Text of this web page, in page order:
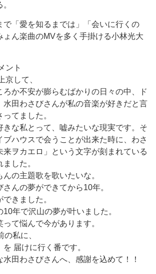
「愛を知るまでは」「会いに行くの
ょん楽曲のMVを多く手掛ける小林光大
ント
京して、
ろか不安が膨らむばかりの日々の中、ド
水田わさびさんが私の音楽が好きだと言
てました。
きな私とって、嘘みたいな現実です。そ
ブハウスで会うことが出来た時に、わさ
来ヲカエロ」という文字が刻まれている
した。
の主題歌を歌いたいな。
んの夢ができてから10年。
きました。
年で沢山の夢が叶いました。
て悩んで今があります。
私に、
を 届けに行く番です。
田わさびさんへ、感謝を込めて！！